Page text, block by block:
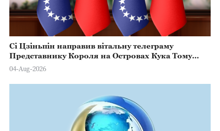
Сі Цзіньпін направив вітальну телеграму
Представнику Короля на Островах Кука Тому
Марстерсу з нагоди Дня Конституції
04-Aug-2026